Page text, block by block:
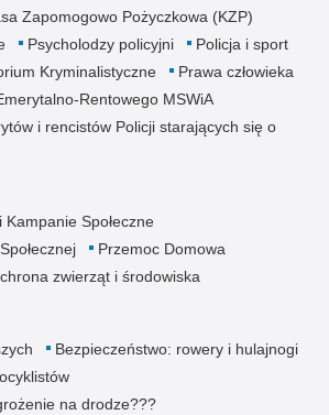
Zapomogowo Pożyczkowa (KZP)
Psycholodzy policyjni
Policja i sport
Kryminalistyczne
Prawa człowieka
Rentowego MSWiA
i rencistów Policji starających się o
Kampanie Społeczne
Przemoc Domowa
zwierząt i środowiska
Bezpieczeństwo: rowery i hulajnogi
na drodze???